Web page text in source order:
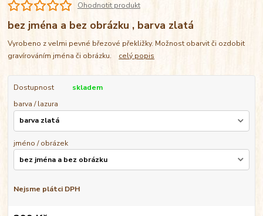
Ohodnotit produkt
bez jména a bez obrázku , barva zlatá
Vyrobeno z velmi pevné březové překližky. Možnost obarvit či ozdobit
gravírováním jména či obrázku. celý popis
Dostupnost
skladem
barva / lazura
jméno / obrázek
Nejsme plátci DPH